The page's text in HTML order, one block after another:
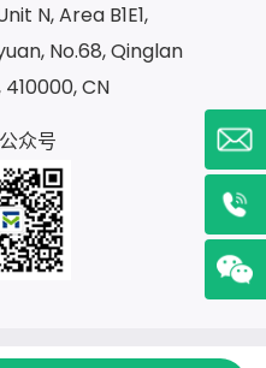
N, Area B1E1,
No.68, Qinglan
CN
众号
信息咨询有限公司 湘ICP备